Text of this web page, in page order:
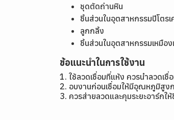
ชุดตัดถ่านหิน
ชิ้นส่วนในอุตสาหกรรมปิโตรเ
ลูกกลิ้ง
ชิ้นส่วนในอุตสาหกรรมเหมือ
ข้อแนะนำในการใช้งาน
1. ใช้ลวดเชื่อมที่แห้ง ควรนำลวดเ
2. อบงานก่อนเชื่อมให้มีอุณหภูมิสู
3. ควรส่ายลวดและคุมระยะอาร์ก